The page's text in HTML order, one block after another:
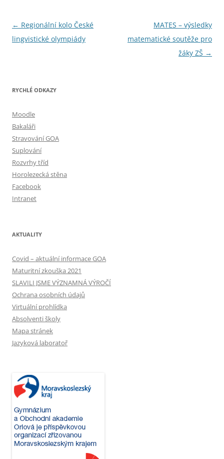
Navigace
pro
← Regionální kolo České
lingvistické olympiády
MATES – výsledky
matematické soutěže pro
žáky ZŠ →
RYCHLÉ ODKAZY
Moodle
Bakaláři
Stravování GOA
Suplování
Rozvrhy tříd
Horolezecká stěna
Facebook
Intranet
AKTUALITY
Covid – aktuální informace GOA
Maturitní zkouška 2021
SLAVILI JSME VÝZNAMNÁ VÝROČÍ
Ochrana osobních údajů
Virtuální prohlídka
Absolventi školy
Mapa stránek
Jazyková laboratoř